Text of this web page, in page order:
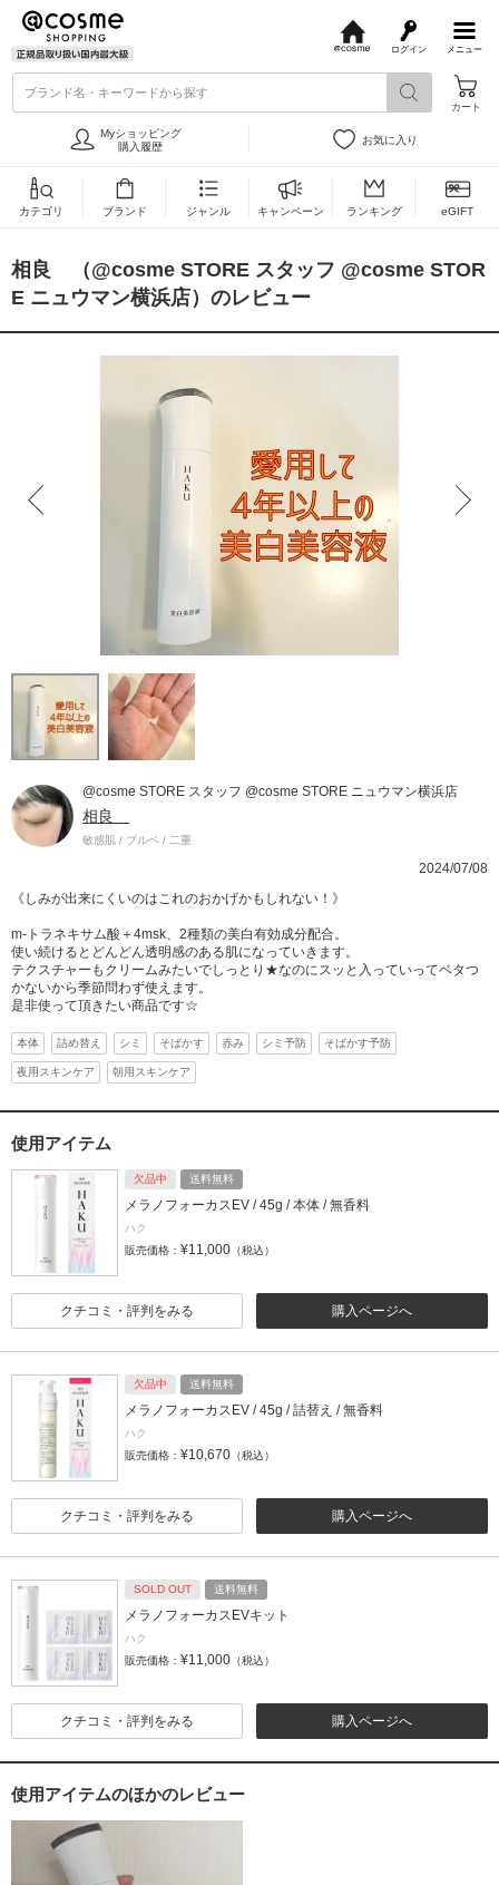
メニュー
ログイン
s
ブランド名・キーワードから探す
カート
Myショッピング
購入履歴
お気に入り
カテゴリ ブランド ジャンル キャンペーン ランキング eGIFT
相良 （@cosme STORE スタッフ @cosme STOR
E ニュウマン横浜店）のレビュー
@cosme STORE スタッフ @cosme STORE ニュウマン横浜店
相良
敏感肌 / ブルベ / 二重
2024/07/08
《しみが出来にくいのはこれのおかげかもしれない！》
m-トラネキサム酸＋4msk、2種類の美白有効成分配合。
使い続けるとどんどん透明感のある肌になっていきます。
テクスチャーもクリームみたいでしっとり★なのにスッと入っていってベタつ
かないから季節問わず使えます。
是非使って頂きたい商品です☆
本体 詰め替え シミ そばかす 赤み シミ予防 そばかす予防
夜用スキンケア 朝用スキンケア
使用アイテム
欠品中 送料無料
メラノフォーカスEV / 45g / 本体 / 無香料
ハク
販売価格： ¥11,000 （税込）
購入ページへ
クチコミ・評判をみる
欠品中 送料無料
メラノフォーカスEV / 45g / 詰替え / 無香料
ハク
販売価格： ¥10,670 （税込）
購入ページへ
クチコミ・評判をみる
SOLD OUT 送料無料
メラノフォーカスEVキット
ハク
販売価格： ¥11,000 （税込）
購入ページへ
クチコミ・評判をみる
使用アイテムのほかのレビュー